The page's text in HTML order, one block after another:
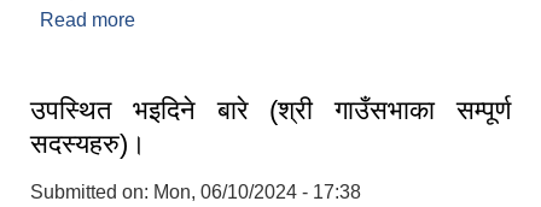
Read more
उपस्थित भइदिने बारे (श्री गाउँसभाका सम्पूर्ण
सदस्यहरु)।
Submitted on: Mon, 06/10/2024 - 17:38